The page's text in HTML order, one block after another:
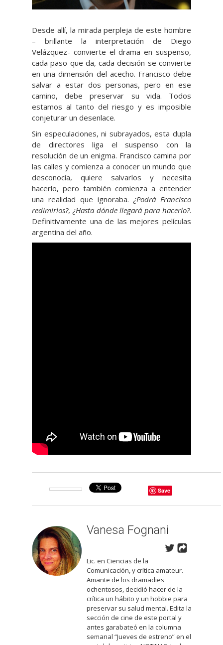
Desde allí, la mirada perpleja de este hombre
– brillante la interpretación de Diego
Velázquez- convierte el drama en suspenso,
cada paso que da, cada decisión se convierte
en una dimensión del acecho. Francisco debe
salvar a estar dos personas, pero en ese
camino, debe preservar su vida. Todos
estamos al tanto del riesgo y es imposible
conjeturar un desenlace.
Sin especulaciones, ni subrayados, esta dupla
de directores liga el suspenso con la
resolución de un enigma. Francisco camina por
las calles y comienza a conocer un mundo que
desconocía, quiere salvarlos y necesita
hacerlo, pero también comienza a entender
una realidad que ignoraba. ¿Podrá Francisco
redimirlos?, ¿Hasta dónde llegará para hacerlo?.
Definitivamente una de las mejores películas
argentina del año.
Save
Vanesa Fognani
Lic. en Ciencias de la
Comunicación, y crítica amateur.
Amante de los dramadies
ochentosos, decidió hacer de la
crítica un hábito y un hobbie para
preservar su salud mental. Edita la
sección de cine de este portal y
antes garabateó en la columna
semanal “Jueves de estreno” en el